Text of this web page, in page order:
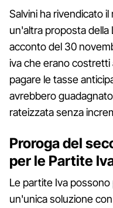
Salvini ha rivendicato
un'altra proposta della
acconto del 30
iva che erano
pagare le tasse
avrebbero
rateizzata senza
Proroga del
per le Partite
Le partite Iva possono
un'unica soluzione